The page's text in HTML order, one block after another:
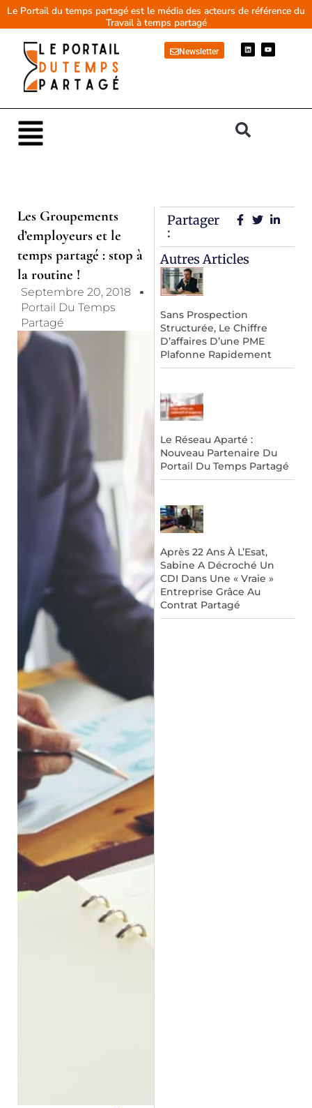
AllerLe Portail du temps partagé est le média des acteurs de référence du
Travail à temps partagé
Newsletter
L
i
n
Y
o
u
Main
Menu
Les Groupements
d’employeurs et le
temps partagé : stop à
la routine !
Septembre 20, 2018
Portail Du Temps
Partagé
Partager
:
Autres Articles
Sans Prospection
Structurée, Le Chiffre
D’affaires D’une PME
Plafonne Rapidement
Le Réseau Aparté :
Nouveau Partenaire Du
Portail Du Temps Partagé
Après 22 Ans À L’Esat,
Sabine A Décroché Un
CDI Dans Une « Vraie »
Entreprise Grâce Au
Contrat Partagé